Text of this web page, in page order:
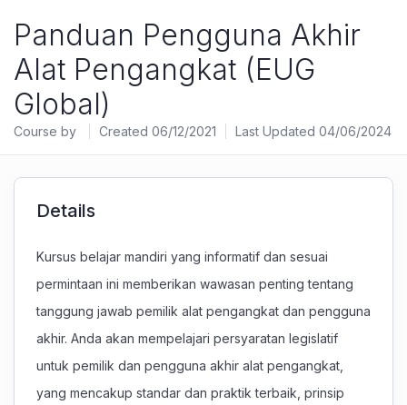
Panduan Pengguna Akhir
Alat Pengangkat (EUG
Global)
Course by Created 06/12/2021 Last Updated 04/06/2024
Details
Kursus belajar mandiri yang informatif dan sesuai
permintaan ini memberikan wawasan penting tentang
tanggung jawab pemilik alat pengangkat dan pengguna
akhir. Anda akan mempelajari persyaratan legislatif
untuk pemilik dan pengguna akhir alat pengangkat,
yang mencakup standar dan praktik terbaik, prinsip